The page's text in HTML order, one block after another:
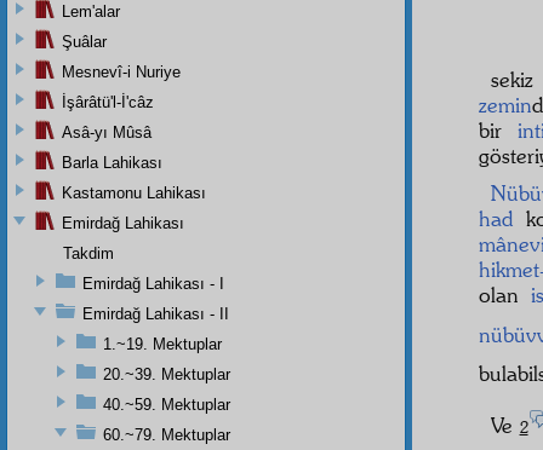
zemin
bir
had
olan
Ve 2
Lem'alar
Şuâlar
Mesnevî-i Nuriye
İşârâtü'l-İ'câz
Asâ-yı Mûsâ
Barla Lahikası
Kastamonu Lahikası
Emirdağ Lahikası
Takdim
Emirdağ Lahikası - I
Emirdağ Lahikası - II
1.~19. Mektuplar
20.~39. Mektuplar
40.~59. Mektuplar
60.~79. Mektuplar